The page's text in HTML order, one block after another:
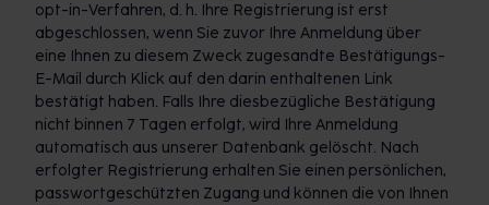
opt-in-Verfahren, d. h. Ihre Registrierung ist erst
abgeschlossen, wenn Sie zuvor Ihre Anmeldung über
eine Ihnen zu diesem Zweck zugesandte Bestätigungs-
E-Mail durch Klick auf den darin enthaltenen Link
bestätigt haben. Falls Ihre diesbezügliche Bestätigung
nicht binnen 7 Tagen erfolgt, wird Ihre Anmeldung
automatisch aus unserer Datenbank gelöscht. Nach
erfolgter Registrierung erhalten Sie einen persönlichen,
passwortgeschützten Zugang und können die von Ihnen